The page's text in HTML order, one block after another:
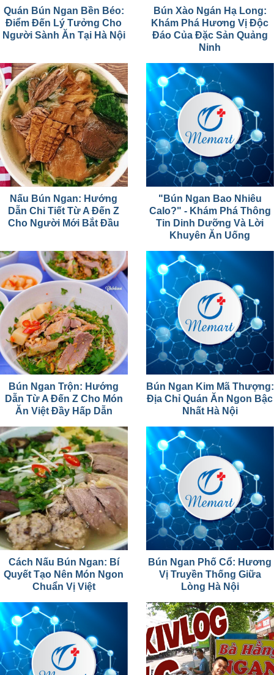
Quán Bún Ngan Bền Béo:
Điểm Đến Lý Tưởng Cho
Người Sành Ăn Tại Hà Nội
Bún Xào Ngán Hạ Long:
Khám Phá Hương Vị Độc
Đáo Của Đặc Sản Quảng
Ninh
Nấu Bún Ngan: Hướng
Dẫn Chi Tiết Từ A Đến Z
Cho Người Mới Bắt Đầu
"Bún Ngan Bao Nhiêu
Calo?" - Khám Phá Thông
Tin Dinh Dưỡng Và Lời
Khuyên Ăn Uống
Bún Ngan Trộn: Hướng
Dẫn Từ A Đến Z Cho Món
Ăn Việt Đầy Hấp Dẫn
Bún Ngan Kim Mã Thượng:
Địa Chỉ Quán Ăn Ngon Bậc
Nhất Hà Nội
Cách Nấu Bún Ngan: Bí
Quyết Tạo Nên Món Ngon
Chuẩn Vị Việt
Bún Ngan Phố Cổ: Hương
Vị Truyền Thống Giữa
Lòng Hà Nội